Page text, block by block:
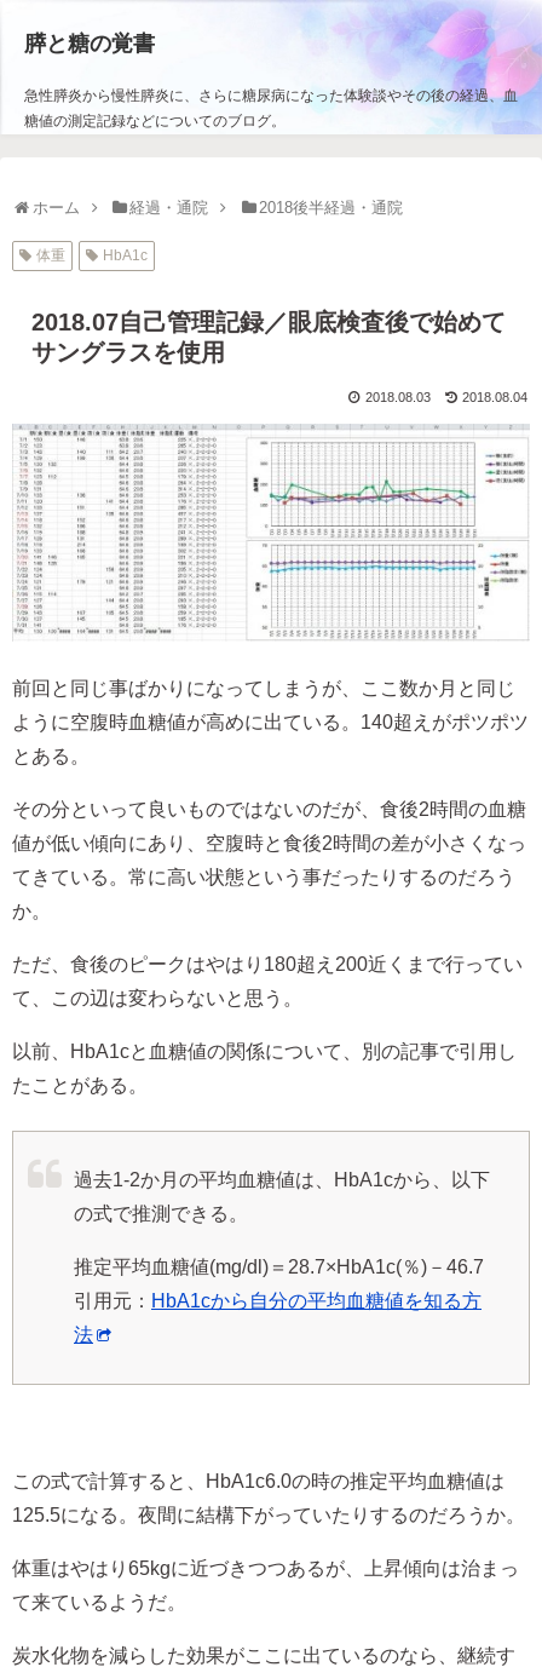
膵と糖の覚書
急性膵炎から慢性膵炎に、さらに糖尿病になった体験談やその後の経過、血
糖値の測定記録などについてのブログ。
ホーム 経過・通院 2018後半経過・通院
体重 HbA1c
2018.07自己管理記録／眼底検査後で始めて
サングラスを使用
2018.08.04
2018.08.03
前回と同じ事ばかりになってしまうが、ここ数か月と同じ
ように空腹時血糖値が高めに出ている。140超えがポツポツ
とある。
その分といって良いものではないのだが、食後2時間の血糖
値が低い傾向にあり、空腹時と食後2時間の差が小さくなっ
てきている。常に高い状態という事だったりするのだろう
か。
ただ、食後のピークはやはり180超え200近くまで行ってい
て、この辺は変わらないと思う。
以前、HbA1cと血糖値の関係について、別の記事で引用し
たことがある。
過去1-2か月の平均血糖値は、HbA1cから、以下
の式で推測できる。
推定平均血糖値(mg/dl)＝28.7×HbA1c(％)－46.7
引用元： HbA1cから自分の平均血糖値を知る方
法
この式で計算すると、HbA1c6.0の時の推定平均血糖値は
125.5になる。夜間に結構下がっていたりするのだろうか。
体重はやはり65kgに近づきつつあるが、上昇傾向は治まっ
て来ているようだ。
炭水化物を減らした効果がここに出ているのなら、継続す